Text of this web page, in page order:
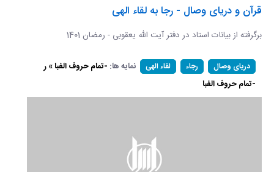
قرآن و دریای وصال - رجا به لقاء الهی
برگرفته از بیانات استاد در دفتر آیت الله یعقوبی - رمضان 1401
دریای وصال رجاء لقاء الهی نمایه ها: -تمام حروف الفبا » ر
-تمام حروف الفبا